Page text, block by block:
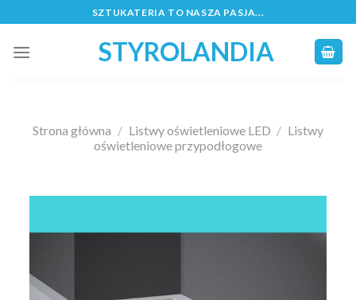
to
content
SZTUKATERIA TO NASZA PASJA...
STYROLANDIA
Strona główna / Listwy oświetleniowe LED / Listwy
oświetleniowe przypodłogowe